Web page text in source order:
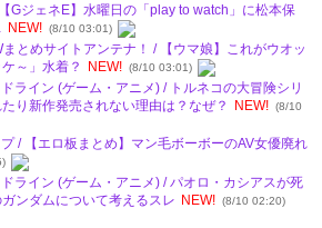
GジェネE】水曜日の「play to watch」に松本保
NEW! (8/10 03:01)
まとめサイトアンテナ！ / 【ウマ娘】これがウオッ
～」水着？
NEW! (8/10 03:01)
ライン (ゲーム・アニメ) / トルネコの大冒険シリ
り新作発売されない理由は？なぜ？
NEW! (8/10
/ 【エロ板まとめ】マン毛ボーボーのAV女優廃れ
ライン (ゲーム・アニメ) / パオロ・カシアスが死
ンダムについて考えるスレ NEW! (8/10 02:20)